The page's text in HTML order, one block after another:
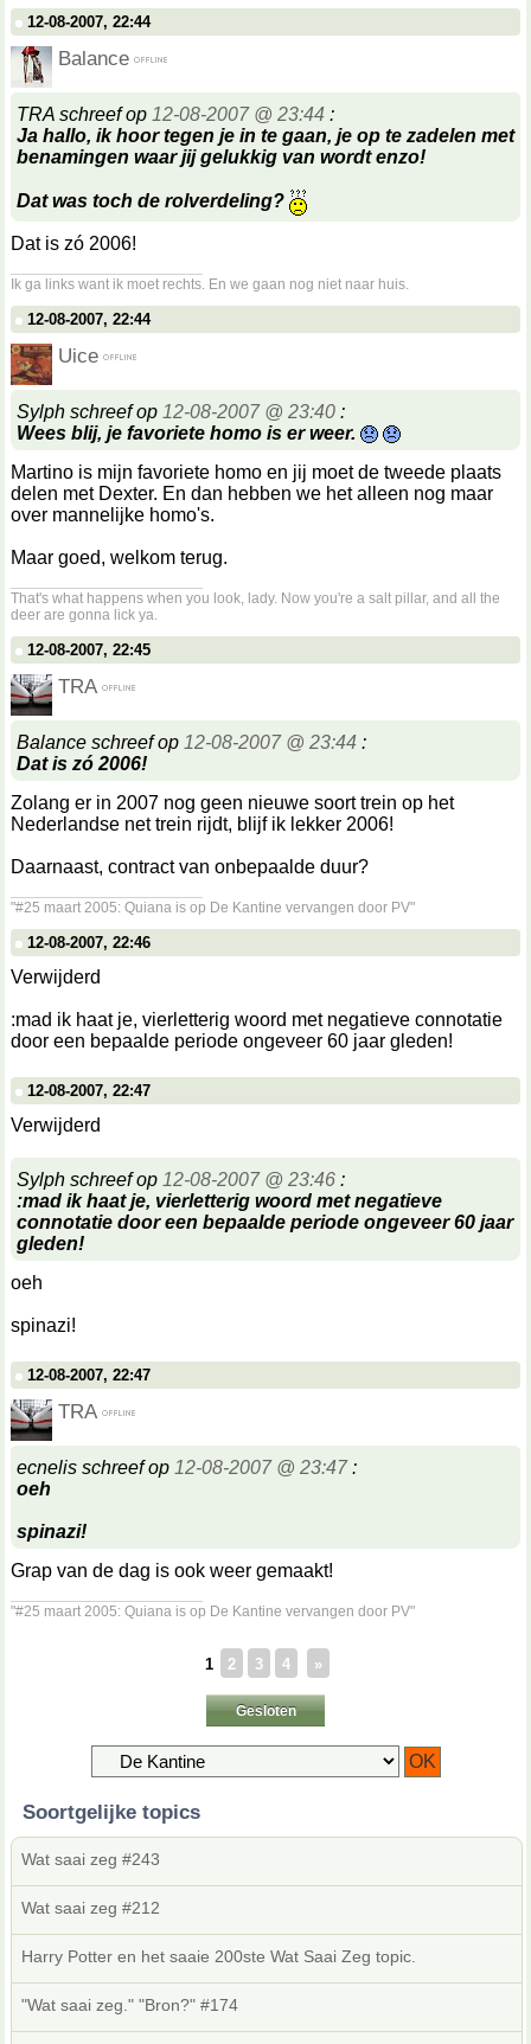
12-08-2007, 22:44
Balance
TRA schreef op 12-08-2007 @ 23:44 :
Ja hallo, ik hoor tegen je in te gaan, je op te zadelen met
benamingen waar jij gelukkig van wordt enzo!
Dat was toch de rolverdeling?
Dat is zó 2006!
Ik ga links want ik moet rechts. En we gaan nog niet naar huis.
12-08-2007, 22:44
Uice
Sylph schreef op 12-08-2007 @ 23:40 :
Wees blij, je favoriete homo is er weer.
Martino is mijn favoriete homo en jij moet de tweede plaats
delen met Dexter. En dan hebben we het alleen nog maar
over mannelijke homo's.
Maar goed, welkom terug.
That's what happens when you look, lady. Now you're a salt pillar, and all the
deer are gonna lick ya.
12-08-2007, 22:45
TRA
Balance schreef op 12-08-2007 @ 23:44 :
Dat is zó 2006!
Zolang er in 2007 nog geen nieuwe soort trein op het
Nederlandse net trein rijdt, blijf ik lekker 2006!
Daarnaast, contract van onbepaalde duur?
"#25 maart 2005: Quiana is op De Kantine vervangen door PV"
12-08-2007, 22:46
Verwijderd
:mad ik haat je, vierletterig woord met negatieve connotatie
door een bepaalde periode ongeveer 60 jaar gleden!
12-08-2007, 22:47
Verwijderd
Sylph schreef op 12-08-2007 @ 23:46 :
:mad ik haat je, vierletterig woord met negatieve
connotatie door een bepaalde periode ongeveer 60 jaar
gleden!
oeh
spinazi!
12-08-2007, 22:47
TRA
ecnelis schreef op 12-08-2007 @ 23:47:
oeh
spinazi!
Grap van de dag is ook weer gemaakt!
"#25 maart 2005: Quiana is op De Kantine vervangen door PV"
1 2 3 4 »
Gesloten
Soortgelijke topics
Wat saai zeg #243
Wat saai zeg #212
Harry Potter en het saaie 200ste Wat Saai Zeg topic.
"Wat saai zeg." "Bron?" #174